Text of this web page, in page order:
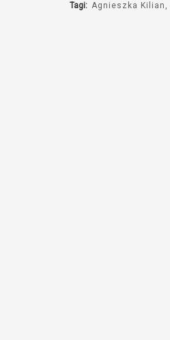
Tagi: Agnieszka Kilian